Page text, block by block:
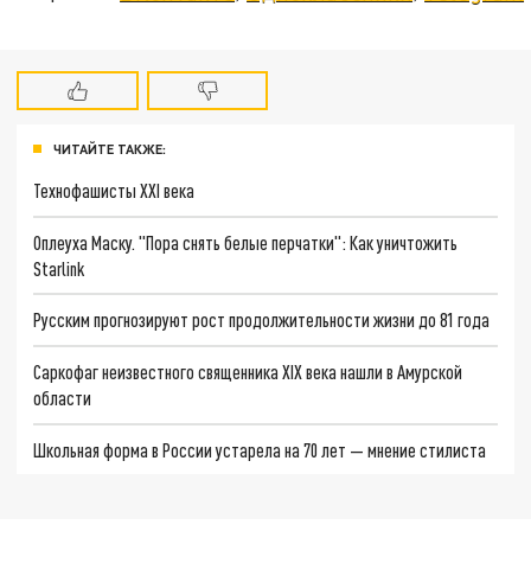
ЧИТАЙТЕ ТАКЖЕ:
Технофашисты XXI века
Оплеуха Маску. "Пора снять белые перчатки": Как уничтожить
Starlink
Русским прогнозируют рост продолжительности жизни до 81 года
Саркофаг неизвестного священника XIX века нашли в Амурской
области
Школьная форма в России устарела на 70 лет — мнение стилиста